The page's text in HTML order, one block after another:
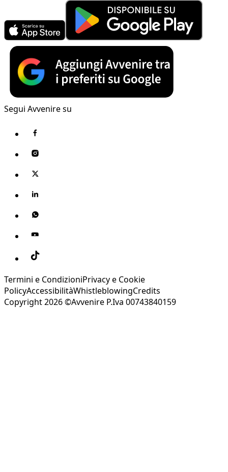
Segui Avvenire su
Termini e CondizioniPrivacy e Cookie
PolicyAccessibilitàWhistleblowingCredits
Copyright 2026 ©Avvenire P.Iva 00743840159